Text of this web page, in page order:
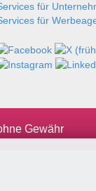
für
für
Gewähr